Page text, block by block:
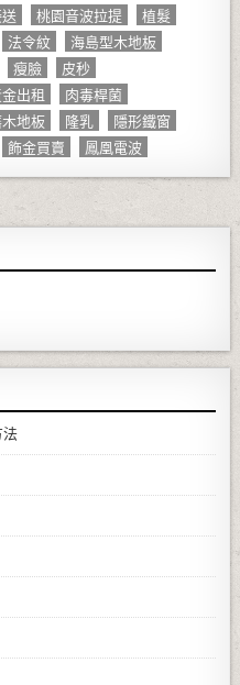
桃園音波拉提
植髮
法令紋
海島型木地板
瘦臉
皮秒
出租
肉毒桿菌
地板 隆乳
隱形鐵窗
飾金買賣 鳳凰電波
法